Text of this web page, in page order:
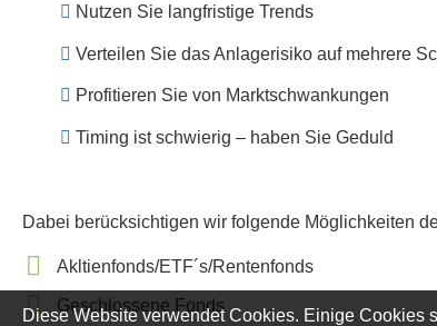
Nutzen Sie langfristige Trends
Verteilen Sie das Anlagerisiko auf mehrere
Profitieren Sie von Marktschwankungen
Timing ist schwierig – haben Sie Geduld
Dabei berücksichtigen wir folgende Möglichkeiten
Akltienfonds/ETF´s/Rentenfonds
Geschlossene Fonds
Diese Website verwendet Cookies. Einige Cookies